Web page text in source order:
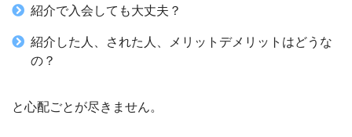
紹介で入会しても大丈夫？
紹介した人、された人、メリットデメリットはどうな
の？
と心配ごとが尽きません。